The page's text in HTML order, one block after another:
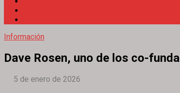
Información
Dave Rosen, uno de los co-
5 de enero de 2026